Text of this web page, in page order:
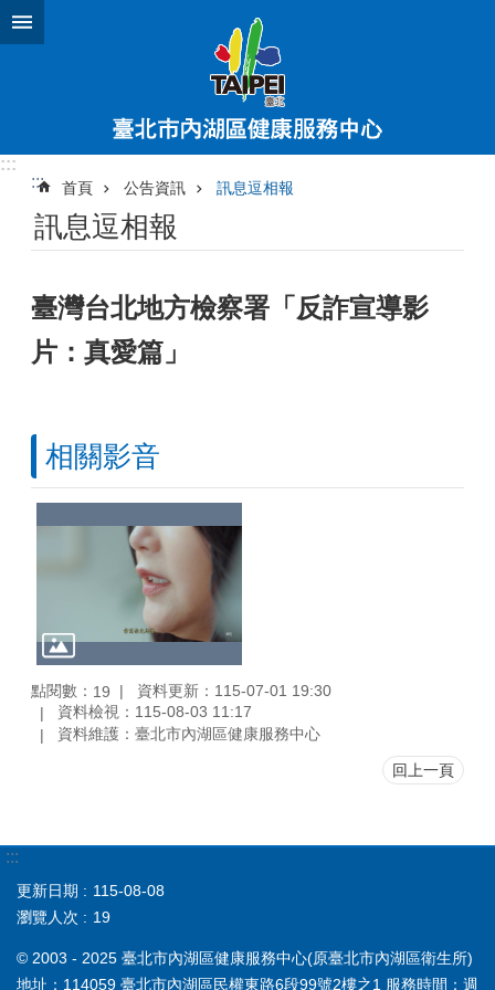
跳到主要內容區塊
:::
:::
首頁 公告資訊 訊息逗相報
訊息逗相報
臺灣台北地方檢察署「反詐宣導影
片：真愛篇」
相關影音
點閱數： 19
資料更新：115-07-01 19:30
資料檢視：115-08-03 11:17
資料維護：臺北市內湖區健康服務中心
回上一頁
:::
更新日期
115-08-08
瀏覽人次
19
© 2003 - 2025 臺北市內湖區健康服務中心(原臺北市內湖區衛生所)
地址：114059 臺北市內湖區民權東路6段99號2樓之1 服務時間：週